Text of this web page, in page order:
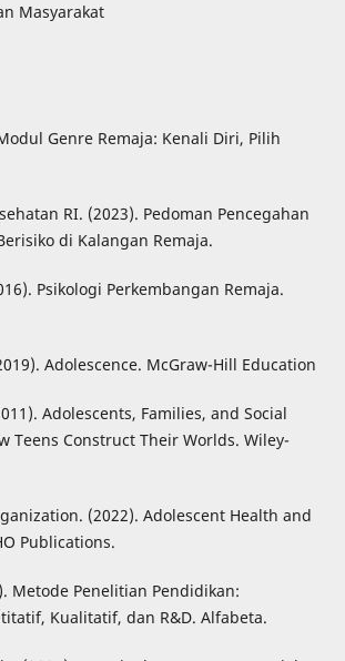
Masyarakat
Genre Remaja: Kenali Diri, Pilih
RI. (2023). Pedoman Pencegahan
di Kalangan Remaja.
Psikologi Perkembangan Remaja.
Adolescence. McGraw-Hill Education
Adolescents, Families, and Social
Teens Construct Their Worlds. Wiley-
(2022). Adolescent Health and
Publications.
Metode Penelitian Pendidikan:
Kualitatif, dan R&D. Alfabeta.